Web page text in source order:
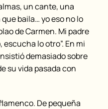
un cante, una
baila… yo eso no lo
de Carmen. Mi padre
lo otro”. En mi
demasiado sobre
su vida pasada con
De pequeña